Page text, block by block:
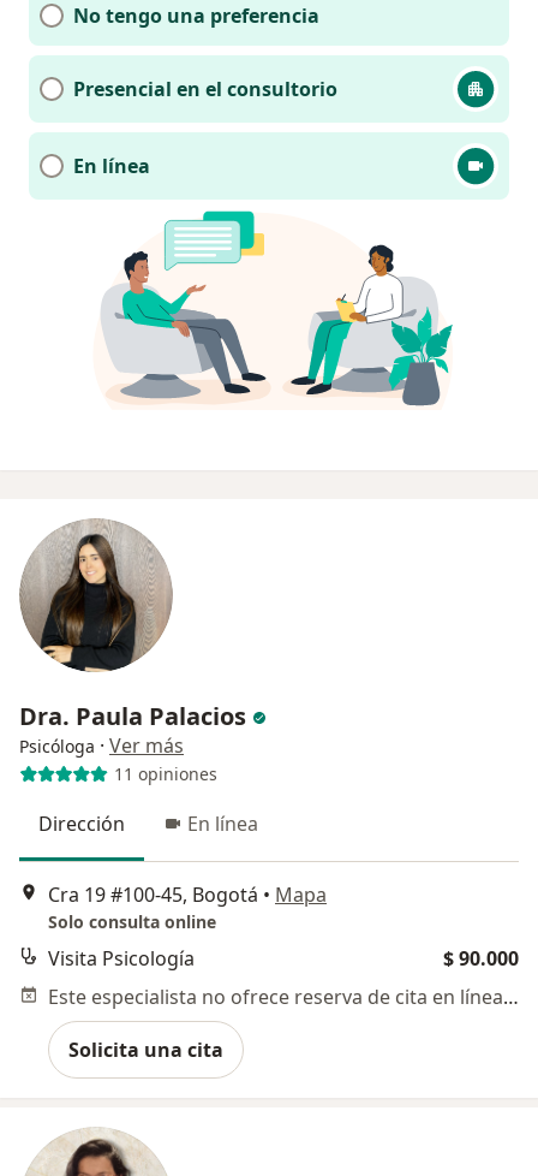
No tengo una preferencia
Presencial en el consultorio
En línea
Dra. Paula Palacios
Psicóloga · Ver más
11 opiniones
Dirección En línea
Cra 19 #100-45, Bogotá • Mapa
Solo consulta online
Visita Psicología
$ 90.000
Este especialista no ofrece reserva de cita en línea en esta dirección.
Solicita una cita